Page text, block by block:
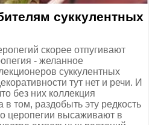
суккулентных
скорее отпугивают
- желанное
суккулентных
тут нет и речи. И
без них коллекция
в том, раздобыть эту редкость
церопегии высаживают в